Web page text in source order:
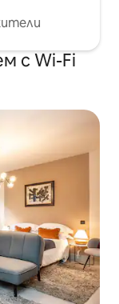
с Wi-Fi